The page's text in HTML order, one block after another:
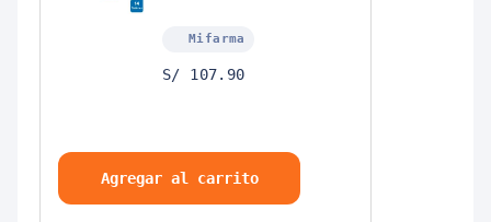
Mifarma
S/ 107.90
Agregar al carrito